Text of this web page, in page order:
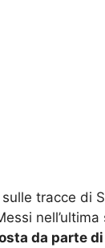
tracce di
nell’ultima
da parte